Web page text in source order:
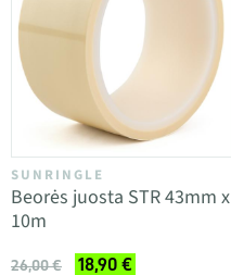
SUNRINGLE
Beorės juosta STR 43mm x
10m
26,00 € 18,90 €